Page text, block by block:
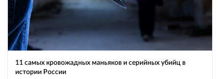
11 самых кровожадных маньяков и серийных убийц в
истории России